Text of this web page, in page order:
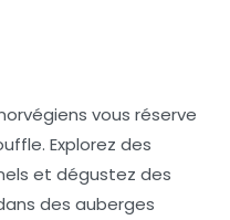
vous réserve
Explorez des
et dégustez des
des auberges